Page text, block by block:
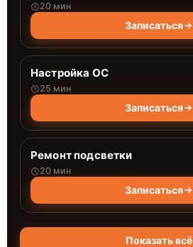
20 мин
Записаться
Настройка ОС
25 мин
Записаться
Ремонт подсветки
20 мин
Записаться
Показать всё